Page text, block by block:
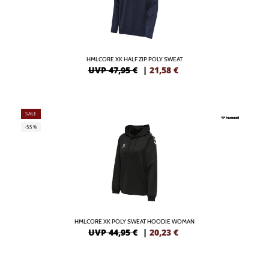
HMLCORE XK HALF ZIP POLY SWEAT
UVP 47,95 € | 21,58 €
SALE
-55%
HMLCORE XK POLY SWEAT HOODIE WOMAN
UVP 44,95 € | 20,23 €